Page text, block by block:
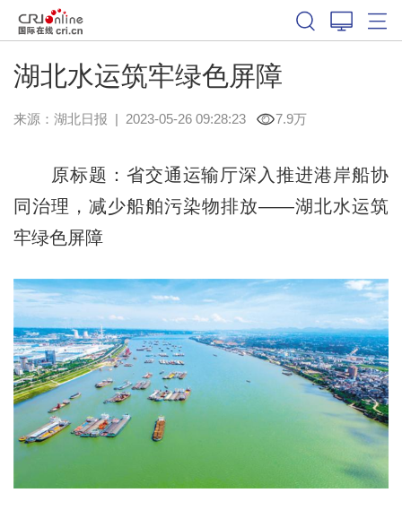
湖北水运筑牢绿色屏障
来源： 湖北日报 | 2023-05-26 09:28:23 7.9万
原标题：省交通运输厅深入推进港岸船协
同治理，减少船舶污染物排放——湖北水运筑
牢绿色屏障